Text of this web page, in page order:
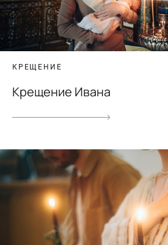
КРЕЩЕНИЕ
Крещение Ивана